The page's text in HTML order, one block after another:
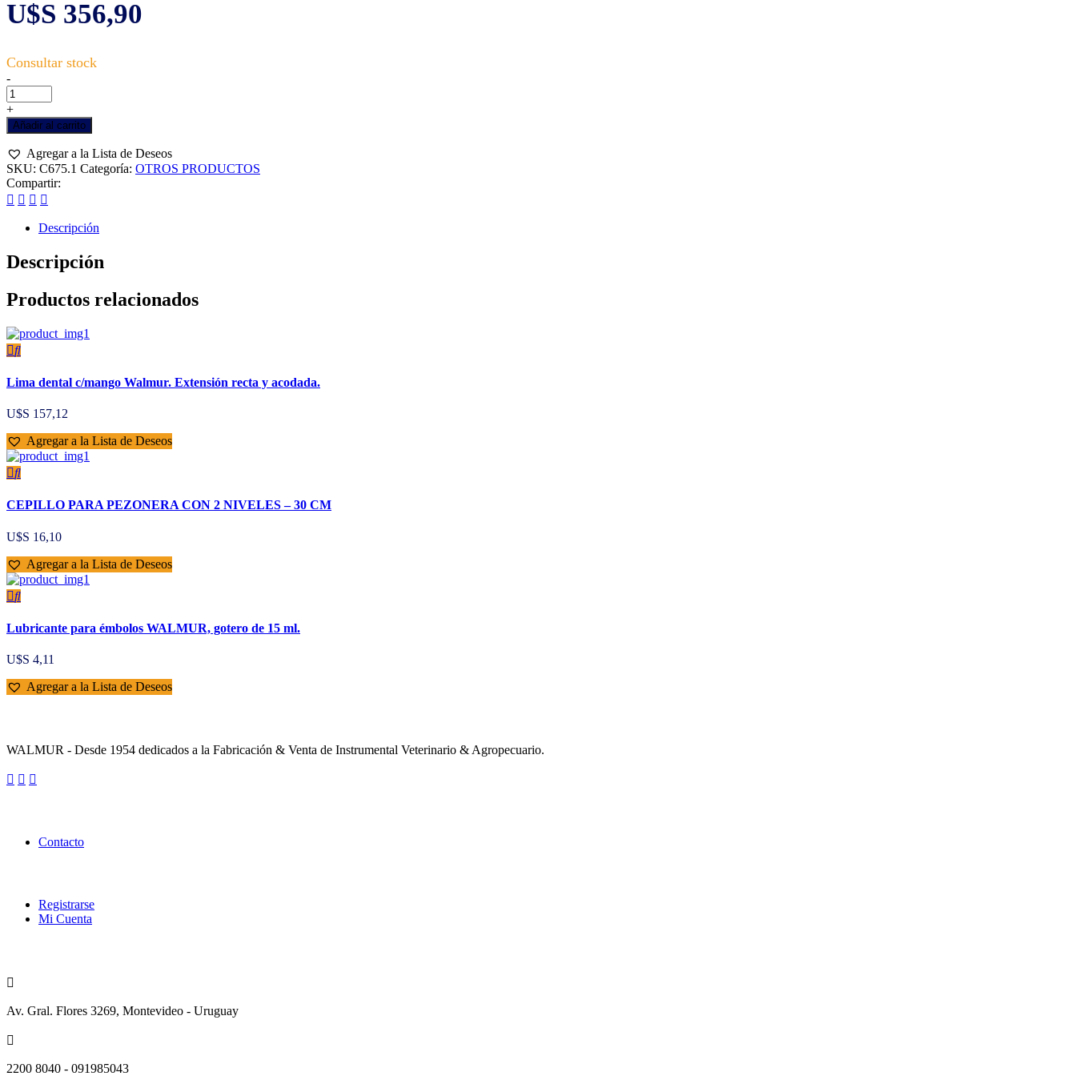
U$S 356,90
Corta
colar
a
gas,
marca
TOKEN.
para
lechones
cantidad
-
+
Añadir al carrito
Agregar a la Lista de Deseos
SKU: C675.1 Categoría: OTROS PRODUCTOS
Compartir:
Descripción
Descripción
Productos relacionados
Lima dental c/mango Walmur. Extensión recta y acodada.
U$S 157,12
Agregar a la Lista de Deseos
CEPILLO PARA PEZONERA CON 2 NIVELES – 30 CM
U$S 16,10
Agregar a la Lista de Deseos
Lubricante para émbolos WALMUR, gotero de 15 ml.
U$S 4,11
Agregar a la Lista de Deseos
WALMUR - Desde 1954 dedicados a la Fabricación & Venta de Instrumental Veterinario & Agropecuario.
Contacto
Registrarse
Mi Cuenta
Av. Gral. Flores 3269, Montevideo - Uruguay
2200 8040 - 091985043